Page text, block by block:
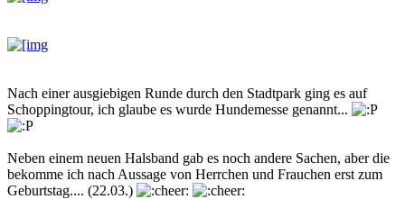
Nach einer ausgiebigen Runde durch den Stadtpark ging es auf
Schoppingtour, ich glaube es wurde Hundemesse genannt...
Neben einem neuen Halsband gab es noch andere Sachen, aber die
bekomme ich nach Aussage von Herrchen und Frauchen erst zum
Geburtstag.... (22.03.)